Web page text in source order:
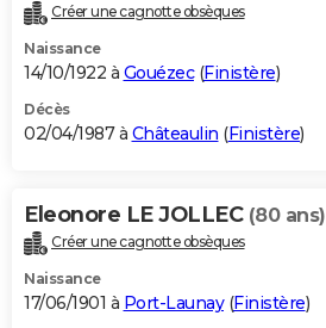
Créer une cagnotte obsèques
Naissance
14/10/1922 à Gouézec(Finistère)
Décès
02/04/1987 à Châteaulin (Finistère)
Eleonore LE JOLLEC (80 ans)
Créer une cagnotte obsèques
Naissance
17/06/1901 à Port-Launay(Finistère)